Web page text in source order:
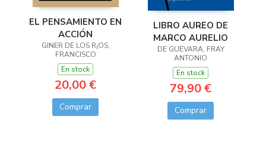
EL PENSAMIENTO EN
ACCIÓN
GINER DE LOS R¡OS,
FRANCISCO
En stock
20,00 €
Comprar
LIBRO AUREO DE
MARCO AURELIO
DE GUEVARA, FRAY
ANTONIO
En stock
79,90 €
Comprar